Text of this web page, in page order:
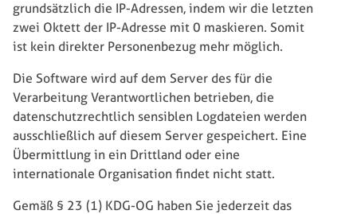
grundsätzlich die IP-Adressen, indem wir die letzten
zwei Oktett der IP-Adresse mit 0 maskieren. Somit
ist kein direkter Personenbezug mehr möglich.
Die Software wird auf dem Server des für die
Verarbeitung Verantwortlichen betrieben, die
datenschutzrechtlich sensiblen Logdateien werden
ausschließlich auf diesem Server gespeichert. Eine
Übermittlung in ein Drittland oder eine
internationale Organisation findet nicht statt.
Gemäß § 23 (1) KDG-OG haben Sie jederzeit das